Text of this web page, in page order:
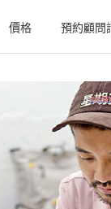
價格 預約顧問